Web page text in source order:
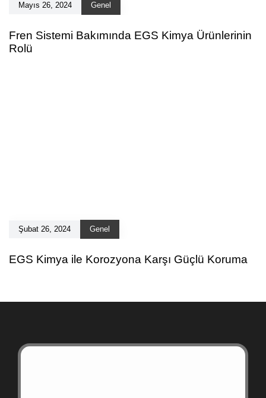
Mayıs 26, 2024 Genel
Fren Sistemi Bakımında EGS Kimya Ürünlerinin
Rolü
Şubat 26, 2024 Genel
EGS Kimya ile Korozyona Karşı Güçlü Koruma